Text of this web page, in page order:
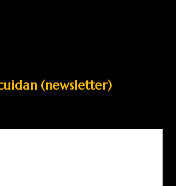
(newsletter)